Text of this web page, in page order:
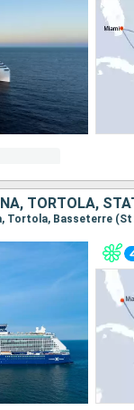
TORTOLA,
Tortola, Basseterre